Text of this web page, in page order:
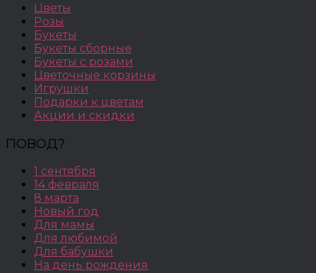
Цветы
Розы
Букеты
Букеты сборные
Букеты с розами
Цветочные корзины
Игрушки
Подарки к цветам
Акции и скидки
ПОВОД?
1 сентября
14 февраля
8 марта
Новый год
Для мамы
Для любимой
Для бабушки
На день рождения